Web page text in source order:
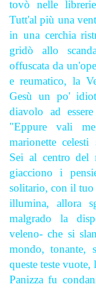
tovò nelle
Tutt'al più una
in una cerchia
gridò allo
offuscata da
e reumatico, la
Gesù un po'
diavolo ad
"Eppure vali
marionette
Sei al centro del
giacciono i
solitario, con il tuo
illumina, allora
malgrado la
veleno- che si
mondo, tonante,
queste teste
Panizza fu